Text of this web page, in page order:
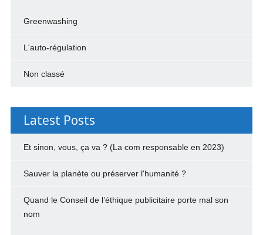
Greenwashing
L'auto-régulation
Non classé
Latest Posts
Et sinon, vous, ça va ? (La com responsable en 2023)
Sauver la planète ou préserver l'humanité ?
Quand le Conseil de l’éthique publicitaire porte mal son
nom